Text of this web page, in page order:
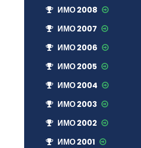
ИМО 2008
ИМО 2007
ИМО 2006
ИМО 2005
ИМО 2004
ИМО 2003
ИМО 2002
ИМО 2001